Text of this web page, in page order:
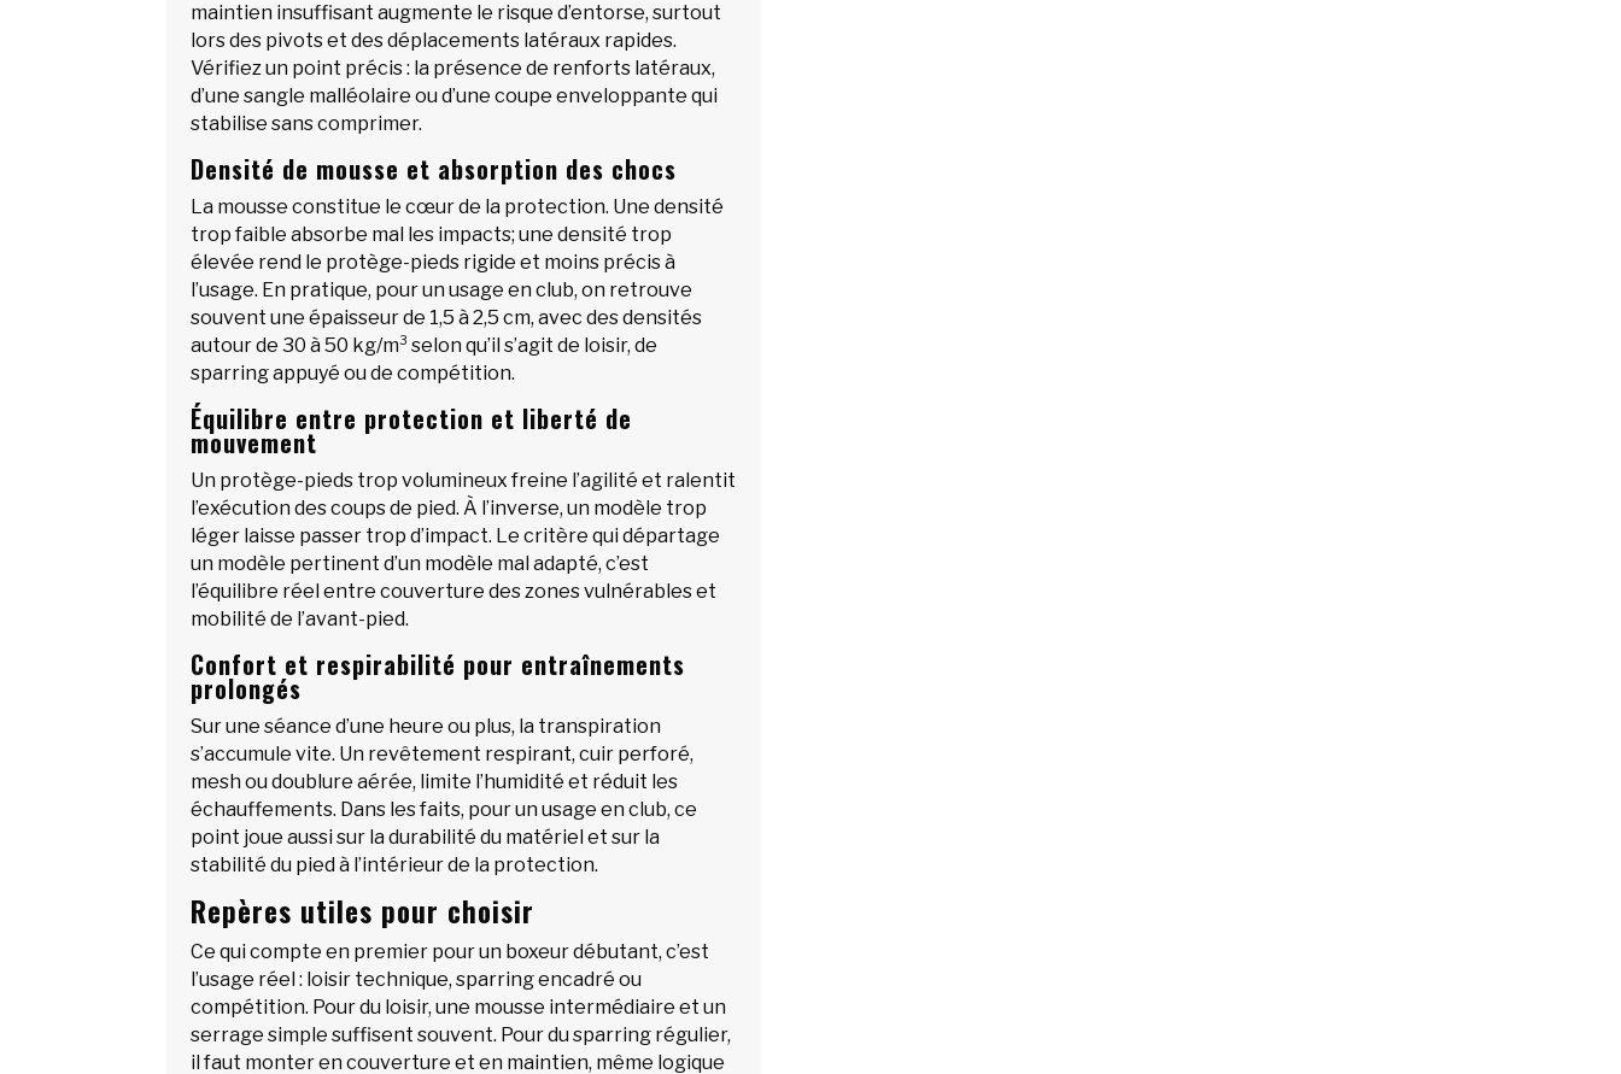
maintien insuffisant augmente le risque d’entorse, surtout
lors des pivots et des déplacements latéraux rapides.
Vérifiez un point précis : la présence de renforts latéraux,
d’une sangle malléolaire ou d’une coupe enveloppante qui
stabilise sans comprimer.
Densité de mousse et absorption des chocs
La mousse constitue le cœur de la protection. Une densité
trop faible absorbe mal les impacts; une densité trop
élevée rend le protège-pieds rigide et moins précis à
l’usage. En pratique, pour un usage en club, on retrouve
souvent une épaisseur de 1,5 à 2,5 cm, avec des densités
autour de 30 à 50 kg/m³ selon qu’il s’agit de loisir, de
sparring appuyé ou de compétition.
Équilibre entre protection et liberté de
mouvement
Un protège-pieds trop volumineux freine l’agilité et ralentit
l’exécution des coups de pied. À l’inverse, un modèle trop
léger laisse passer trop d’impact. Le critère qui départage
un modèle pertinent d’un modèle mal adapté, c’est
l’équilibre réel entre couverture des zones vulnérables et
mobilité de l’avant-pied.
Confort et respirabilité pour entraînements
prolongés
Sur une séance d’une heure ou plus, la transpiration
s’accumule vite. Un revêtement respirant, cuir perforé,
mesh ou doublure aérée, limite l’humidité et réduit les
échauffements. Dans les faits, pour un usage en club, ce
point joue aussi sur la durabilité du matériel et sur la
stabilité du pied à l’intérieur de la protection.
Repères utiles pour choisir
Ce qui compte en premier pour un boxeur débutant, c’est
l’usage réel : loisir technique, sparring encadré ou
compétition. Pour du loisir, une mousse intermédiaire et un
serrage simple suffisent souvent. Pour du sparring régulier,
il faut monter en couverture et en maintien, même logique